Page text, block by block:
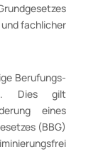
fachlicher
Berufungs-
Dies gilt
eines
(BBG)